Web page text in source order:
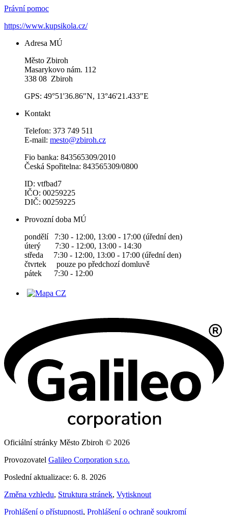
Právní pomoc
https://www.kupsikola.cz/
Adresa MÚ
Město Zbiroh
Masarykovo nám. 112
338 08 Zbiroh
GPS: 49°51'36.86"N, 13°46'21.433"E
Kontakt
Telefon: 373 749 511
E-mail: mesto@zbiroh.cz
Fio banka: 843565309/2010
Česká Spořitelna: 843565309/0800
ID: vtfbad7
IČO: 00259225
DIČ: 00259225
Provozní doba MÚ
pondělí 7:30 - 12:00, 13:00 - 17:00 (úřední den)
úterý 7:30 - 12:00, 13:00 - 14:30
středa 7:30 - 12:00, 13:00 - 17:00 (úřední den)
čtvrtek pouze po předchozí domluvě
pátek 7:30 - 12:00
Oficiální stránky Město Zbiroh © 2026
Provozovatel Galileo Corporation s.r.o.
Poslední aktualizace: 6. 8. 2026
Změna vzhledu, Struktura stránek, Vytisknout
Prohlášení o přístupnosti, Prohlášení o ochraně soukromí